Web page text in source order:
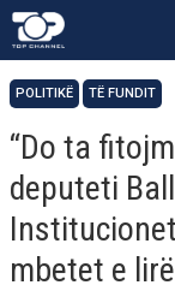
POLITIKË TË FUNDIT
“Do ta
deputeti
mbetet e lirë